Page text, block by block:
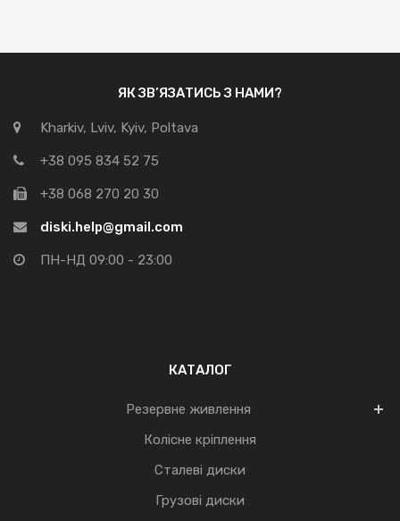
ЯК ЗВ’ЯЗАТИСЬ З НАМИ?
Kharkiv, Lviv, Kyiv, Poltava
+38 095 834 52 75
+38 068 270 20 30
diski.help@gmail.com
ПН-НД 09:00 - 23:00
КАТАЛОГ
Резервне живлення
Колісне кріплення
Сталеві диски
Грузові диски